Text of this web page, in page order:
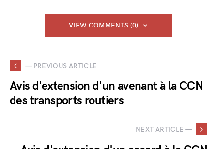
VIEW COMMENTS (0)
— PREVIOUS ARTICLE
Avis d'extension d'un avenant à la CCN
des transports routiers
NEXT ARTICLE —